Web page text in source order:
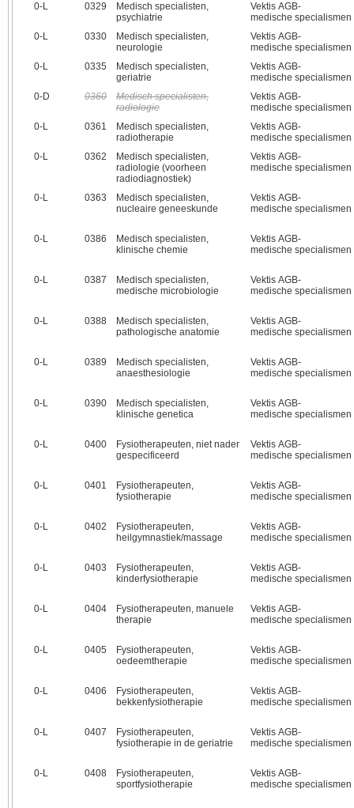
0‑L 0329
Medisch specialisten,
psychiatrie
Vektis AGB-
medische specialismen
0‑L
0330
Medisch specialisten,
neurologie
Vektis AGB-
medische specialismen
0‑L
0335
Medisch specialisten,
geriatrie
Vektis AGB-
medische specialismen
0‑D
0360
Medisch specialisten,
radiologie
Vektis AGB-
medische specialismen
0‑L
0361
Medisch specialisten,
radiotherapie
Vektis AGB-
medische specialismen
0‑L
0362
Medisch specialisten,
radiologie (voorheen
radiodiagnostiek)
Vektis AGB-
medische specialismen
0‑L 0363
Medisch specialisten,
nucleaire geneeskunde
Vektis AGB-
medische specialismen
0‑L 0386
Medisch specialisten,
klinische chemie
Vektis AGB-
medische specialismen
0‑L 0387
Medisch specialisten,
medische microbiologie
Vektis AGB-
medische specialismen
0‑L 0388
Medisch specialisten,
pathologische anatomie
Vektis AGB-
medische specialismen
0‑L 0389
Medisch specialisten,
anaesthesiologie
Vektis AGB-
medische specialismen
0‑L 0390
Medisch specialisten,
klinische genetica
Vektis AGB-
medische specialismen
0‑L 0400
Fysiotherapeuten, niet nader
gespecificeerd
Vektis AGB-
medische specialismen
0‑L 0401
Fysiotherapeuten,
fysiotherapie
Vektis AGB-
medische specialismen
0‑L 0402
Fysiotherapeuten,
heilgymnastiek/massage
Vektis AGB-
medische specialismen
0‑L 0403
Fysiotherapeuten,
kinderfysiotherapie
Vektis AGB-
medische specialismen
0‑L 0404
Fysiotherapeuten, manuele
therapie
Vektis AGB-
medische specialismen
0‑L 0405
Fysiotherapeuten,
oedeemtherapie
Vektis AGB-
medische specialismen
0‑L 0406
Fysiotherapeuten,
bekkenfysiotherapie
Vektis AGB-
medische specialismen
0‑L 0407
Fysiotherapeuten,
fysiotherapie in de geriatrie
Vektis AGB-
medische specialismen
0‑L 0408
Fysiotherapeuten,
sportfysiotherapie
Vektis AGB-
medische specialismen